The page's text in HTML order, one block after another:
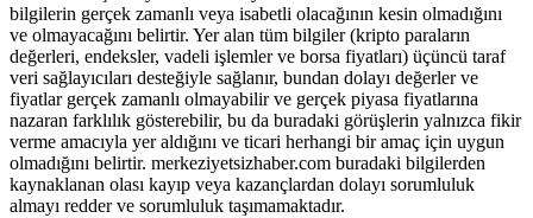
bilgilerin gerçek zamanlı veya isabetli olacağının kesin olmadığını
ve olmayacağını belirtir. Yer alan tüm bilgiler (kripto paraların
değerleri, endeksler, vadeli işlemler ve borsa fiyatları) üçüncü taraf
veri sağlayıcıları desteğiyle sağlanır, bundan dolayı değerler ve
fiyatlar gerçek zamanlı olmayabilir ve gerçek piyasa fiyatlarına
nazaran farklılık gösterebilir, bu da buradaki görüşlerin yalnızca fikir
verme amacıyla yer aldığını ve ticari herhangi bir amaç için uygun
olmadığını belirtir. merkeziyetsizhaber.com buradaki bilgilerden
kaynaklanan olası kayıp veya kazançlardan dolayı sorumluluk
almayı redder ve sorumluluk taşımamaktadır.